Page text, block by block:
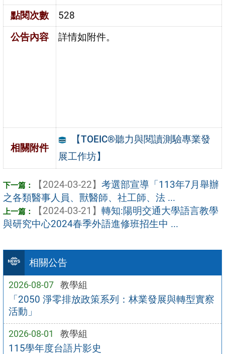
相關公告
2026-08-07 教學組
「2050 淨零排放政策系列：林業發展與轉型實察
活動」
2026-08-01 教學組
115學年度台語片影史
點閱次數
528
公告內容
詳情如附件。
相關附件
【TOEIC®聽力與閱讀測驗專業發
展工作坊】
【2024-03-22】 考選部宣導「113年7月舉辦
之各類醫事人員、獸醫師、社工師、法 ...
【2024-03-21】 轉知:陽明交通大學語言教學
與研究中心2024春季外語進修班招生中 ...